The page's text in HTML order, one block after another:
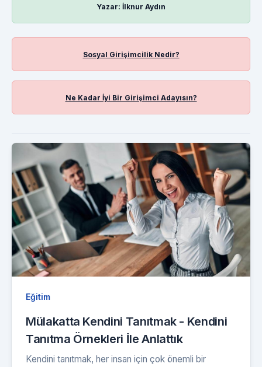
Yazar: İlknur Aydın
Sosyal Girişimcilik Nedir?
Ne Kadar İyi Bir Girişimci Adayısın?
Eğitim
Mülakatta Kendini Tanıtmak - Kendini
Tanıtma Örnekleri İle Anlattık
Kendini tanıtmak, her insan için çok önemli bir